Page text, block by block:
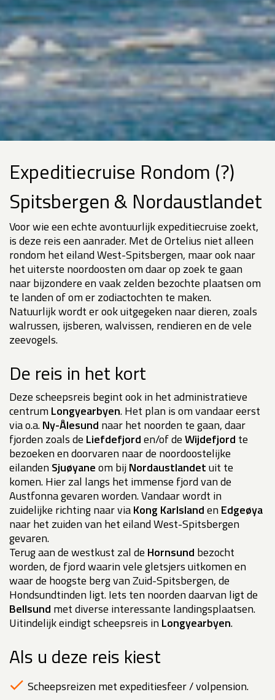
Expeditiecruise Rondom (?)
Spitsbergen & Nordaustlandet
Voor wie een echte avontuurlijk expeditiecruise zoekt,
is deze reis een aanrader. Met de Ortelius niet alleen
rondom het eiland West-Spitsbergen, maar ook naar
het uiterste noordoosten om daar op zoek te gaan
naar bijzondere en vaak zelden bezochte plaatsen om
te landen of om er zodiactochten te maken.
Natuurlijk wordt er ook uitgegeken naar dieren, zoals
walrussen, ijsberen, walvissen, rendieren en de vele
zeevogels.
De reis in het kort
Deze scheepsreis begint ook in het administratieve
centrum Longyearbyen. Het plan is om vandaar eerst
via o.a.Ny-Ålesund naar het noorden te gaan, daar
fjorden zoals de Liefdefjorden/of deWijdefjord te
bezoeken en doorvaren naar de noordoostelijke
eilanden Sjuøyaneom bijNordaustlandetuit te
komen. Hier zal langs het immense fjord van de
Austfonna gevaren worden. Vandaar wordt in
zuidelijke richting naar viaKong Karlslanden Edgeøya
naar het zuiden van het eiland West-Spitsbergen
gevaren.
Terug aan de westkust zal de Hornsund bezocht
worden, de fjord waarin vele gletsjers uitkomen en
waar de hoogste berg van Zuid-Spitsbergen, de
Hondsundtinden ligt. Iets ten noorden daarvan ligt de
Bellsund met diverse interessante landingsplaatsen.
Uitindelijk eindigt scheepsreis in Longyearbyen.
Als u deze reis kiest
Scheepsreizen met expeditiesfeer / volpension.